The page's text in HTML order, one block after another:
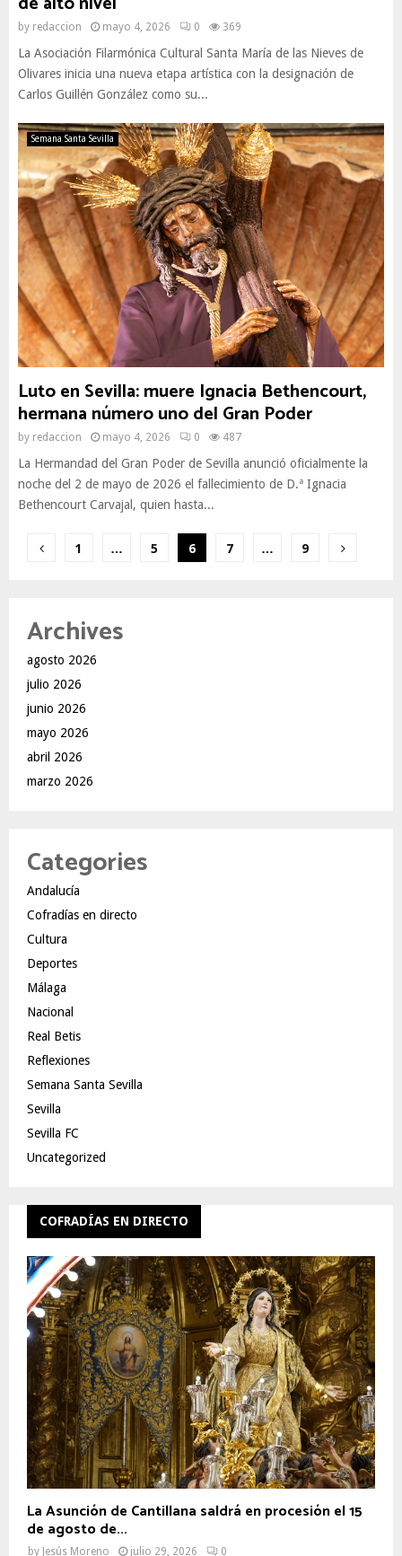
by redaccion mayo 4, 2026 0 369
La Asociación Filarmónica Cultural Santa María de las Nieves de
Olivares inicia una nueva etapa artística con la designación de
Carlos Guillén González como su...
Semana Santa Sevilla
Luto en Sevilla: muere Ignacia Bethencourt,
hermana número uno del Gran Poder
by redaccion mayo 4, 2026 0 487
La Hermandad del Gran Poder de Sevilla anunció oficialmente la
noche del 2 de mayo de 2026 el fallecimiento de D.ª Ignacia
Bethencourt Carvajal, quien hasta...
Paginación
entradas
1 … 5 6 7 … 9
Archives
agosto 2026
julio 2026
junio 2026
mayo 2026
abril 2026
marzo 2026
Categories
Andalucía
Cofradías en directo
Cultura
Deportes
Málaga
Nacional
Real Betis
Reflexiones
Semana Santa Sevilla
Sevilla
Sevilla FC
Uncategorized
COFRADÍAS EN DIRECTO
La Asunción de Cantillana saldrá en procesión el 15
de agosto de...
by Jesús Moreno julio 29, 2026 0